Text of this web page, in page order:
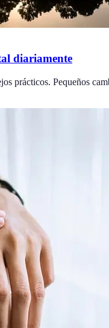
diariamente
prácticos. Pequeños